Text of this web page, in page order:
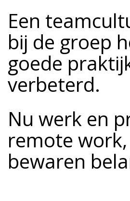
Een
bij de groep
goede
verbeterd.
Nu werk en
remote
bewaren